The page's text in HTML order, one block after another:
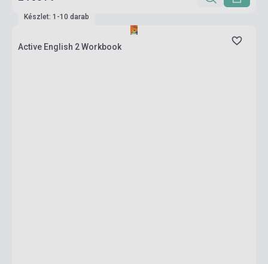
Készlet: 1-10 darab
Active English 2 Workbook